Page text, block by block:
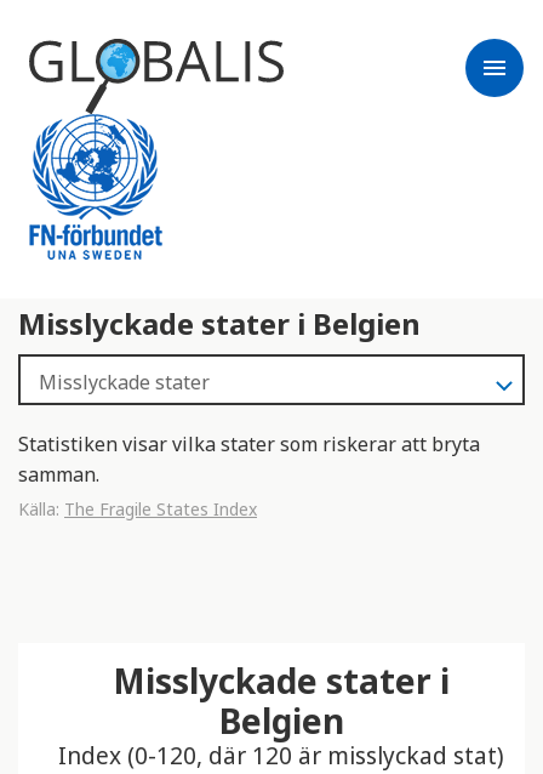
menu
Misslyckade stater i Belgien
Statistiken visar vilka stater som riskerar att bryta
samman.
Källa: The Fragile States Index
Misslyckade stater i
Belgien
Index (0-120, där 120 är misslyckad stat)